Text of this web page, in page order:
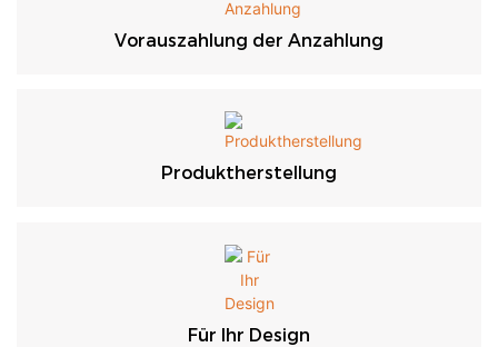
Vorauszahlung der Anzahlung
Produktherstellung
Für Ihr Design